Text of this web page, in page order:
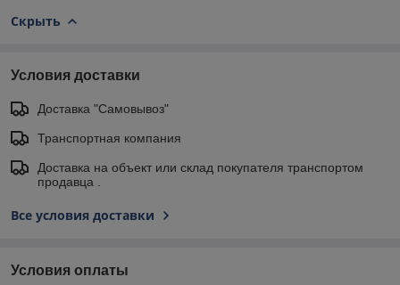
Скрыть
Условия доставки
Доставка "Самовывоз"
Транспортная компания
Доставка на объект или склад покупателя транспортом
продавца .
Все условия доставки
Условия оплаты